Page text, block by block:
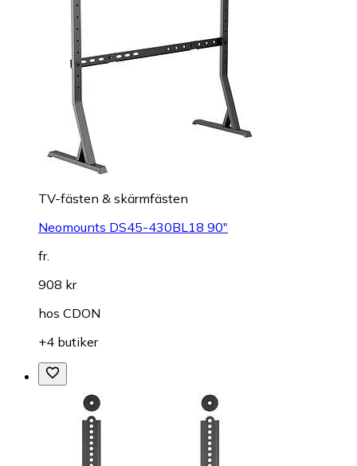
TV-fästen & skärmfästen
Neomounts DS45-430BL18 90"
fr.
908 kr
hos CDON
+4 butiker